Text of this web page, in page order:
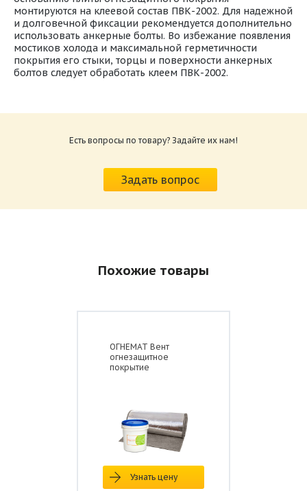
монтируются на клеевой состав ПВК-2002. Для надежной
и долговечной фиксации рекомендуется дополнительно
использовать анкерные болты. Во избежание появления
мостиков холода и максимальной герметичности
покрытия его стыки, торцы и поверхности анкерных
болтов следует обработать клеем ПВК-2002.
Размер: 5.9 Мб
Есть вопросы по товару? Задайте их нам!
Задать вопрос
Похожие товары
ОГНЕМАТ Вент
огнезащитное
покрытие
Узнать цену